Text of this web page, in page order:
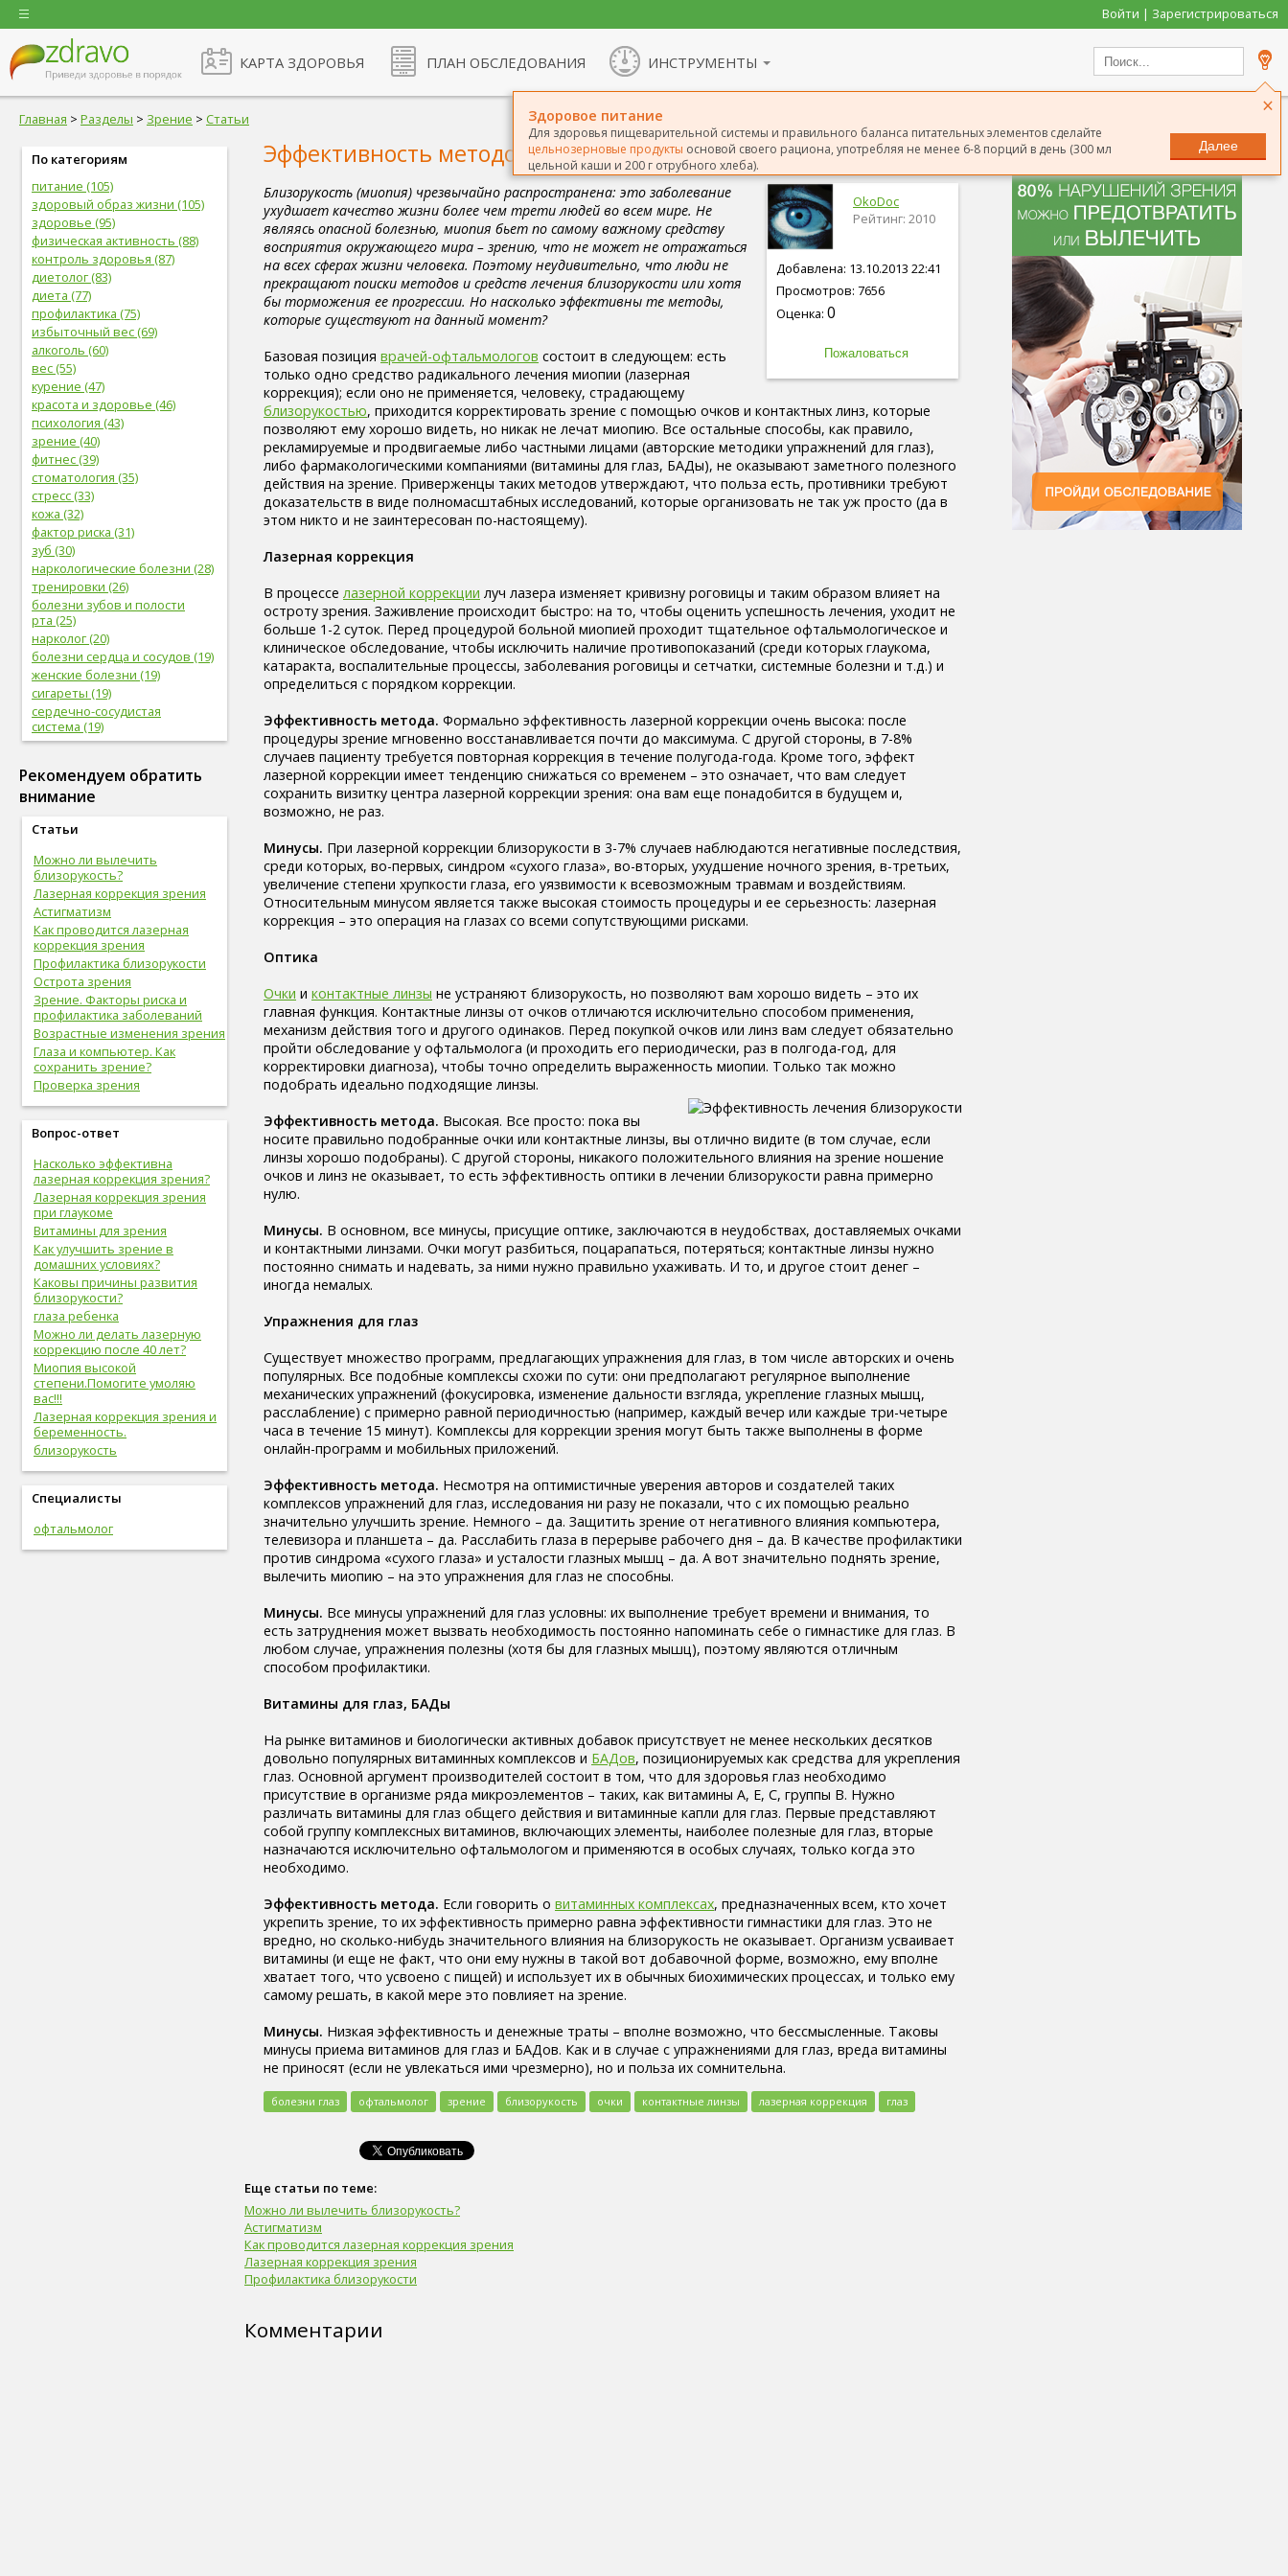
Войти | Зарегистрироваться
КАРТА ЗДОРОВЬЯ ПЛАН ОБСЛЕДОВАНИЯ ИНСТРУМЕНТЫ
×
Здоровое питание
Для здоровья пищеварительной системы и правильного баланса питательных элементов сделайте
цельнозерновые продукты основой своего рациона, употребляя не менее 6-8 порций в день (300 мл
цельной каши и 200 г отрубного хлеба).
Далее
Главная > Разделы > Зрение > Статьи
По категориям
питание (105)
здоровый образ жизни (105)
здоровье (95)
физическая активность (88)
контроль здоровья (87)
диетолог (83)
диета (77)
профилактика (75)
избыточный вес (69)
алкоголь (60)
вес (55)
курение (47)
красота и здоровье (46)
психология (43)
зрение (40)
фитнес (39)
стоматология (35)
стресс (33)
кожа (32)
фактор риска (31)
зуб (30)
наркологические болезни (28)
тренировки (26)
болезни зубов и полости
рта (25)
нарколог (20)
болезни сердца и сосудов (19)
женские болезни (19)
сигареты (19)
сердечно-сосудистая
система (19)
женское здоровье (18)
спорт (17)
женская половая система (17)
лабораторные
здоровые привычки (16)
волосы (15)
витамины (14)
сон (14)
алкоголизм (13)
центральная нервная
система (13)
онкологические болезни (12)
инструментальное
исследование (11)
идеальный вес (11)
упражнения (11)
овощи (11)
психотерапевт (10)
стоматолог (9)
психотерапия (9)
болезни молочных желез (9)
молочная железа (9)
пищеварительная система (9)
фрукты (9)
спорт в большом городе (9)
дыхательная система (8)
вредные привычки (8)
беременность (8)
опорно-двигательная
система (8)
гигиена (8)
болезни желудочно-кишечного
тракта (8)
болезни опорно-двигательной
системы, травмы (8)
инфекционные болезни (8)
болезни органов дыхания (7)
урологические болезни (7)
мужские болезни (7)
антропометрия (7)
рот (7)
Рекомендуем обратить
внимание
Статьи
Можно ли вылечить
близорукость?
Лазерная коррекция зрения
Астигматизм
Как проводится лазерная
коррекция зрения
Профилактика близорукости
Острота зрения
Зрение. Факторы риска и
профилактика заболеваний
Возрастные изменения зрения
Глаза и компьютер. Как
сохранить зрение?
Проверка зрения
Вопрос-ответ
Насколько эффективна
лазерная коррекция зрения?
Лазерная коррекция зрения
при глаукоме
Витамины для зрения
Как улучшить зрение в
домашних условиях?
Каковы причины развития
близорукости?
глаза ребенка
Можно ли делать лазерную
коррекцию после 40 лет?
Миопия высокой
степени.Помогите умоляю
вас!!!
Лазерная коррекция зрения и
беременность.
близорукость
Специалисты
офтальмолог
Эффективность методов борьбы с близорукостью
OkoDoc
Рейтинг: 2010
Добавлена: 13.10.2013 22:41
Просмотров: 7656
Оценка: 0
Близорукость (миопия) чрезвычайно распространена: это заболевание
ухудшает качество жизни более чем трети людей во всем мире. Не
являясь опасной болезнью, миопия бьет по самому важному средству
восприятия окружающего мира – зрению, что не может не отражаться
на всех сферах жизни человека. Поэтому неудивительно, что люди не
прекращают поиски методов и средств лечения близорукости или хотя
бы торможения ее прогрессии. Но насколько эффективны те методы,
которые существуют на данный момент?
Базовая позиция врачей-офтальмологов состоит в следующем: есть
только одно средство радикального лечения миопии (лазерная
коррекция); если оно не применяется, человеку, страдающему
близорукостью, приходится корректировать зрение с помощью очков и контактных линз, которые
позволяют ему хорошо видеть, но никак не лечат миопию. Все остальные способы, как правило,
рекламируемые и продвигаемые либо частными лицами (авторские методики упражнений для глаз),
либо фармакологическими компаниями (витамины для глаз, БАДы), не оказывают заметного полезного
действия на зрение. Приверженцы таких методов утверждают, что польза есть, противники требуют
доказательств в виде полномасштабных исследований, которые организовать не так уж просто (да в
этом никто и не заинтересован по-настоящему).
Лазерная коррекция
В процессе лазерной коррекции луч лазера изменяет кривизну роговицы и таким образом влияет на
остроту зрения. Заживление происходит быстро: на то, чтобы оценить успешность лечения, уходит не
больше 1-2 суток. Перед процедурой больной миопией проходит тщательное офтальмологическое и
клиническое обследование, чтобы исключить наличие противопоказаний (среди которых глаукома,
катаракта, воспалительные процессы, заболевания роговицы и сетчатки, системные болезни и т.д.) и
определиться с порядком коррекции.
Эффективность метода. Формально эффективность лазерной коррекции очень высока: после
процедуры зрение мгновенно восстанавливается почти до максимума. С другой стороны, в 7-8%
случаев пациенту требуется повторная коррекция в течение полугода-года. Кроме того, эффект
лазерной коррекции имеет тенденцию снижаться со временем – это означает, что вам следует
сохранить визитку центра лазерной коррекции зрения: она вам еще понадобится в будущем и,
возможно, не раз.
Минусы. При лазерной коррекции близорукости в 3-7% случаев наблюдаются негативные последствия,
среди которых, во-первых, синдром «сухого глаза», во-вторых, ухудшение ночного зрения, в-третьих,
увеличение степени хрупкости глаза, его уязвимости к всевозможным травмам и воздействиям.
Относительным минусом является также высокая стоимость процедуры и ее серьезность: лазерная
коррекция – это операция на глазах со всеми сопутствующими рисками.
Оптика
Очки и контактные линзы не устраняют близорукость, но позволяют вам хорошо видеть – это их
главная функция. Контактные линзы от очков отличаются исключительно способом применения,
механизм действия того и другого одинаков. Перед покупкой очков или линз вам следует обязательно
пройти обследование у офтальмолога (и проходить его периодически, раз в полгода-год, для
корректировки диагноза), чтобы точно определить выраженность миопии. Только так можно
подобрать идеально подходящие линзы.
Эффективность метода. Высокая. Все просто: пока вы
носите правильно подобранные очки или контактные линзы, вы отлично видите (в том случае, если
линзы хорошо подобраны). С другой стороны, никакого положительного влияния на зрение ношение
очков и линз не оказывает, то есть эффективность оптики в лечении близорукости равна примерно
нулю.
Минусы. В основном, все минусы, присущие оптике, заключаются в неудобствах, доставляемых очками
и контактными линзами. Очки могут разбиться, поцарапаться, потеряться; контактные линзы нужно
постоянно снимать и надевать, за ними нужно правильно ухаживать. И то, и другое стоит денег –
иногда немалых.
Упражнения для глаз
Существует множество программ, предлагающих упражнения для глаз, в том числе авторских и очень
популярных. Все подобные комплексы схожи по сути: они предполагают регулярное выполнение
механических упражнений (фокусировка, изменение дальности взгляда, укрепление глазных мышц,
расслабление) с примерно равной периодичностью (например, каждый вечер или каждые три-четыре
часа в течение 15 минут). Комплексы для коррекции зрения могут быть также выполнены в форме
онлайн-программ и мобильных приложений.
Эффективность метода. Несмотря на оптимистичные уверения авторов и создателей таких
комплексов упражнений для глаз, исследования ни разу не показали, что с их помощью реально
значительно улучшить зрение. Немного – да. Защитить зрение от негативного влияния компьютера,
телевизора и планшета – да. Расслабить глаза в перерыве рабочего дня – да. В качестве профилактики
против синдрома «сухого глаза» и усталости глазных мышц – да. А вот значительно поднять зрение,
вылечить миопию – на это упражнения для глаз не способны.
Минусы. Все минусы упражнений для глаз условны: их выполнение требует времени и внимания, то
есть затруднения может вызвать необходимость постоянно напоминать себе о гимнастике для глаз. В
любом случае, упражнения полезны (хотя бы для глазных мышц), поэтому являются отличным
способом профилактики.
Витамины для глаз, БАДы
На рынке витаминов и биологически активных добавок присутствует не менее нескольких десятков
довольно популярных витаминных комплексов и БАДов, позиционируемых как средства для укрепления
глаз. Основной аргумент производителей состоит в том, что для здоровья глаз необходимо
присутствие в организме ряда микроэлементов – таких, как витамины А, Е, С, группы В. Нужно
различать витамины для глаз общего действия и витаминные капли для глаз. Первые представляют
собой группу комплексных витаминов, включающих элементы, наиболее полезные для глаз, вторые
назначаются исключительно офтальмологом и применяются в особых случаях, только когда это
необходимо.
Эффективность метода. Если говорить о витаминных комплексах, предназначенных всем, кто хочет
укрепить зрение, то их эффективность примерно равна эффективности гимнастики для глаз. Это не
вредно, но сколько-нибудь значительного влияния на близорукость не оказывает. Организм усваивает
витамины (и еще не факт, что они ему нужны в такой вот добавочной форме, возможно, ему вполне
хватает того, что усвоено с пищей) и использует их в обычных биохимических процессах, и только ему
самому решать, в какой мере это повлияет на зрение.
Минусы. Низкая эффективность и денежные траты – вполне возможно, что бессмысленные. Таковы
минусы приема витаминов для глаз и БАДов. Как и в случае с упражнениями для глаз, вреда витамины
не приносят (если не увлекаться ими чрезмерно), но и польза их сомнительна.
болезни глаз офтальмолог зрение близорукость очки контактные линзы лазерная коррекция глаз
Еще статьи по теме:
Можно ли вылечить близорукость?
Астигматизм
Как проводится лазерная коррекция зрения
Лазерная коррекция зрения
Профилактика близорукости
Комментарии